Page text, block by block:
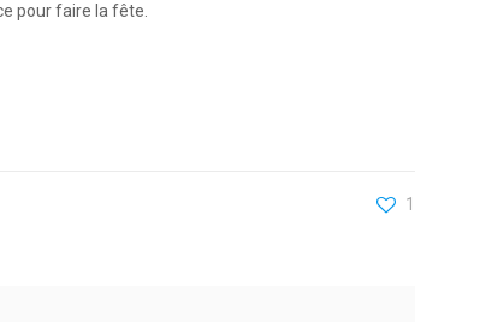
pour faire la fête.
1